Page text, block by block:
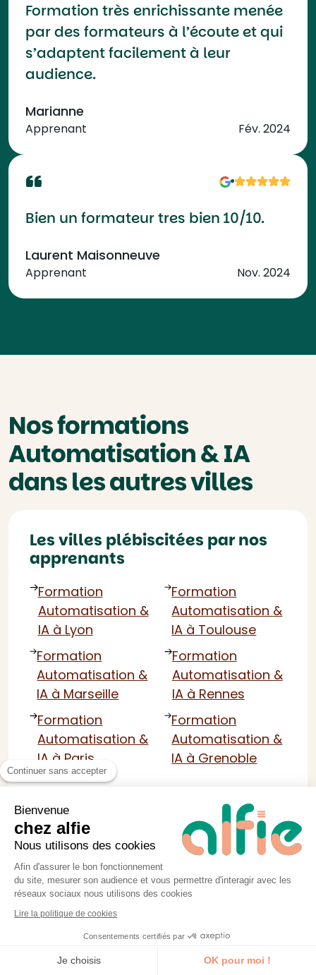
Formation très enrichissante menée
par des formateurs à l’écoute et qui
s’adaptent facilement à leur
audience.
Marianne
Apprenant Fév. 2024
Bien un formateur tres bien 10/10.
Laurent Maisonneuve
Apprenant Nov. 2024
Nos formations
Automatisation & IA
dans les autres villes
Les villes plébiscitées par nos
apprenants
Formation
Automatisation &
IA à Lyon
Formation
Automatisation &
IA à Marseille
Formation
Automatisation &
IA à Paris
Formation
Automatisation &
IA à Toulouse
Formation
Automatisation &
IA à Rennes
Formation
Automatisation &
IA à Grenoble
Obtenir un devis
⚠️ Nos formations ne sont pas éligibles
Continuer sans accepter
Bienvenue
chez alfie
Nous utilisons des cookies
Afin d'assurer le bon fonctionnement
du site, mesurer son audience et vous permettre d'interagir avec les
réseaux sociaux nous utilisons des cookies
Lire la politique de cookies
Consentements certifiés par
Je choisis OK pour moi !